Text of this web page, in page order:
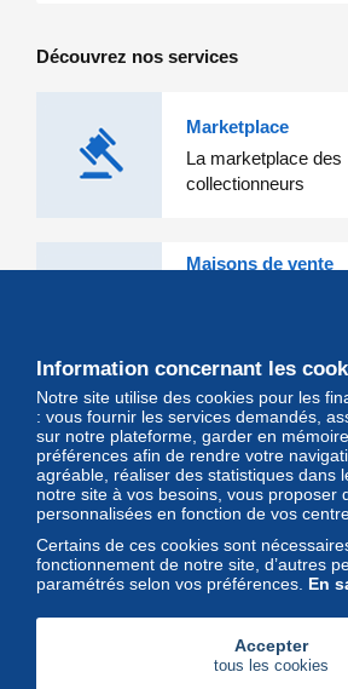
Découvrez nos services
Marketplace
La marketplace des
collectionneurs
Maisons de vente
Magazine
Un regard unique et
l'univers des
collectionneurs
Information concernant les
Notre site utilise des cookies pour les
: vous fournir les services demandés,
sur notre plateforme, garder en
préférences afin de rendre votre
agréable, réaliser des statistiques dans
notre site à vos besoins, vous proposer
personnalisées en fonction de vos
Certains de ces cookies sont
fonctionnement de notre site, d’autres
paramétrés selon vos préférences. En
Accepter
tous les cookies